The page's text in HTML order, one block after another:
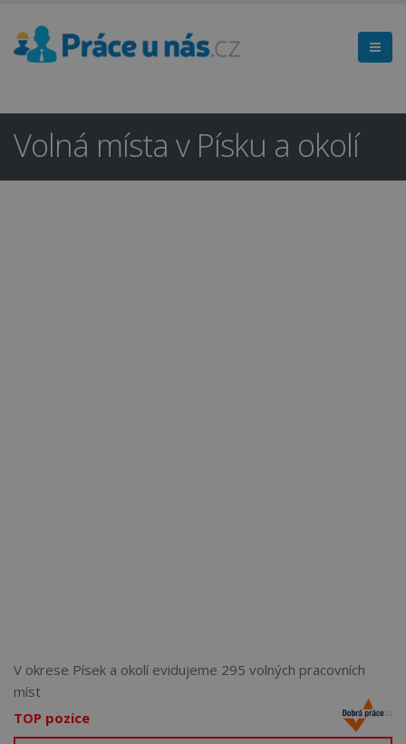
Volná místa v Písku a okolí
V okrese Písek a okolí evidujeme 295 volných pracovních
míst
TOP pozice